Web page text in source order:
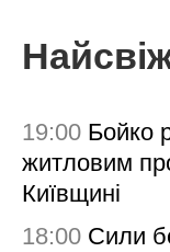
19:00 Бойко
житловим
Київщині
18:00 Сили